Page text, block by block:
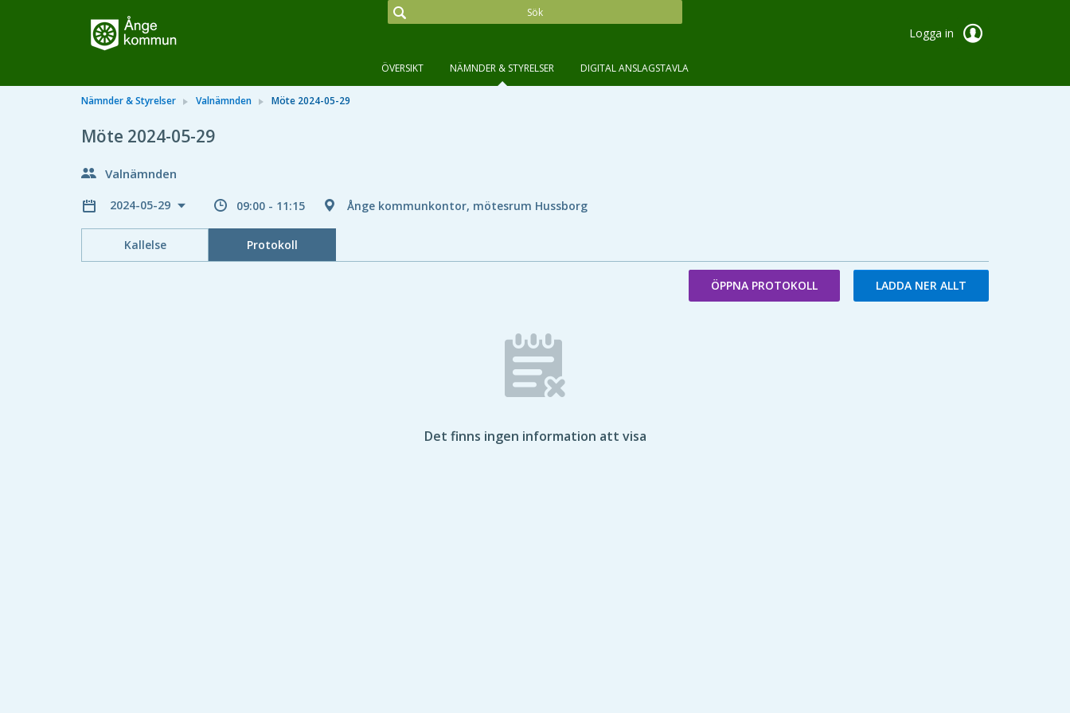
Logga in
ÖVERSIKT NÄMNDER & STYRELSER DIGITAL ANSLAGSTAVLA
Nämnder & Styrelser Valnämnden Möte 2024-05-29
Möte 2024-05-29
Valnämnden
2024-05-29 09:00 - 11:15 Ånge kommunkontor, mötesrum Hussborg
Kallelse Protokoll
ÖPPNA PROTOKOLL LADDA NER ALLT
Det finns ingen information att visa